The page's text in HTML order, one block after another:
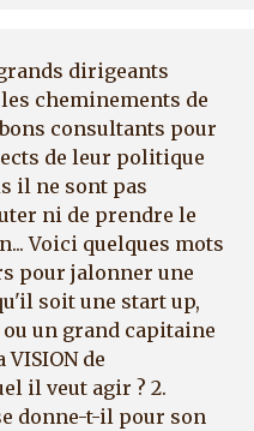
dirigeants
cheminements de
consultants pour
de leur politique
il ne sont pas
ni de prendre le
Voici quelques mots
pour jalonner une
soit une start up,
un grand capitaine
de
il veut agir ? 2.
donne-t-il pour son